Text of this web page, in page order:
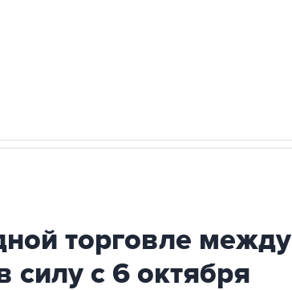
торговле между
с 6 октября